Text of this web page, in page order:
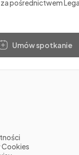
pośrednictwem
Umów spotkanie